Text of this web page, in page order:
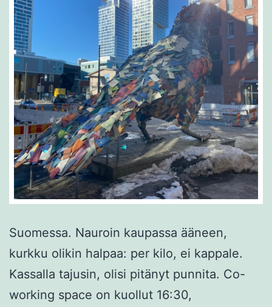
Suomessa. Nauroin kaupassa ääneen,
kurkku olikin halpaa: per kilo, ei kappale.
Kassalla tajusin, olisi pitänyt punnita. Co-
working space on kuollut 16:30,